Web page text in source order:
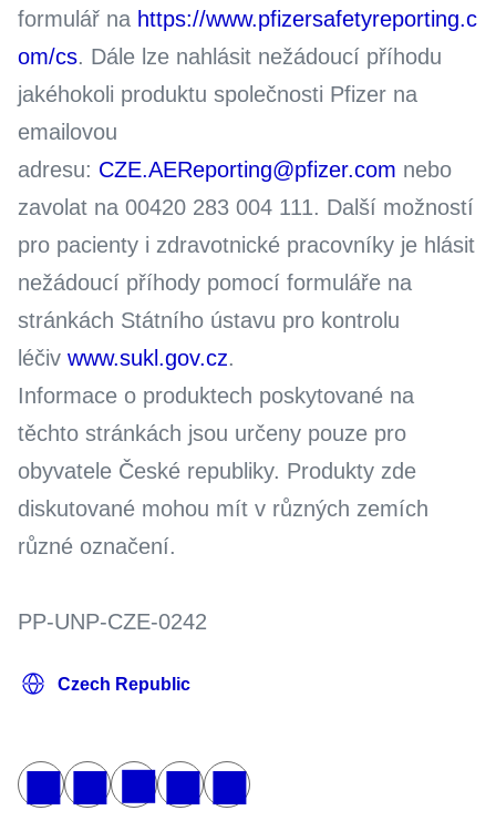
formulář na https://www.pfizersafetyreporting.c
om/cs. Dále lze nahlásit nežádoucí příhodu
jakéhokoli produktu společnosti Pfizer na
emailovou
adresu: CZE.AEReporting@pfizer.com nebo
zavolat na 00420 283 004 111. Další možností
pro pacienty i zdravotnické pracovníky je hlásit
nežádoucí příhody pomocí formuláře na
stránkách Státního ústavu pro kontrolu
léčiv www.sukl.gov.cz.
Informace o produktech poskytované na
těchto stránkách jsou určeny pouze pro
obyvatele České republiky. Produkty zde
diskutované mohou mít v různých zemích
různé označení.
PP-UNP-CZE-0242